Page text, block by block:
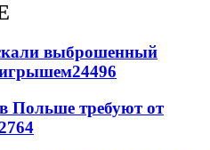
выброшенный
24496
Польше требуют от